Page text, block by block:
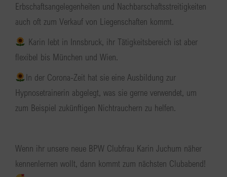
Erbschaftsangelegenheiten und Nachbarschaftsstreitigkeiten
auch oft zum Verkauf von Liegenschaften kommt.
Karin lebt in Innsbruck, ihr Tätigkeitsbereich ist aber
flexibel bis München und Wien.
In der Corona-Zeit hat sie eine Ausbildung zur
Hypnosetrainerin abgelegt, was sie gerne verwendet, um
zum Beispiel zukünftigen Nichtrauchern zu helfen.
Wenn ihr unsere neue BPW Clubfrau Karin Juchum näher
kennenlernen wollt, dann kommt zum nächsten Clubabend!